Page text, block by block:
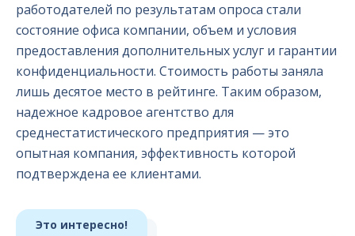
работодателей по результатам опроса стали
состояние офиса компании, объем и условия
предоставления дополнительных услуг и гарантии
конфиденциальности. Стоимость работы заняла
лишь десятое место в рейтинге. Таким образом,
надежное кадровое агентство для
среднестатистического предприятия — это
опытная компания, эффективность которой
подтверждена ее клиентами.
Это интересно!